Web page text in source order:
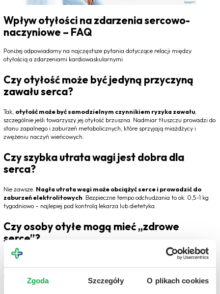
Zgoda Szczegóły O plikach cookies
Wpływ otyłości na zdarzenia sercowo-
naczyniowe – FAQ
Poniżej odpowiadamy na najczęstsze pytania dotyczące relacji między
otyłością a zdarzeniami kardiowaskularnymi.
Czy otyłość może być jedyną przyczyną
zawału serca?
Tak, otyłość może być samodzielnym czynnikiem ryzyka zawału
szczególnie jeśli towarzyszy jej otyłość brzuszna. Nadmiar tłuszczu prowadzi do
stanu zapalnego i zaburzeń metabolicznych, które sprzyjają miażdżycy i
zwężeniu naczyń wieńcowych.
Czy szybka utrata wagi jest dobra dla
serca?
Nie zawsze. Nagła utrata wagi może obciążyć serce i prowadzić do
zaburzeń elektrolitowych . Bezpieczne tempo odchudzania to ok. 0,5-1 kg
tygodniowo – najlepiej pod kontrolą lekarza lub dietetyka.
Czy osoby otyłe mogą mieć „zdrowe
serce”?
Niekiedy zdarza się tzw. fenotyp metabolitycznie zdrowej otyłości, ale jest to
stan przejściowy. Z czasem u większości takich pacjentów rozwijają się
długoterminowym ryzykiem sercowo-naczyniowym.